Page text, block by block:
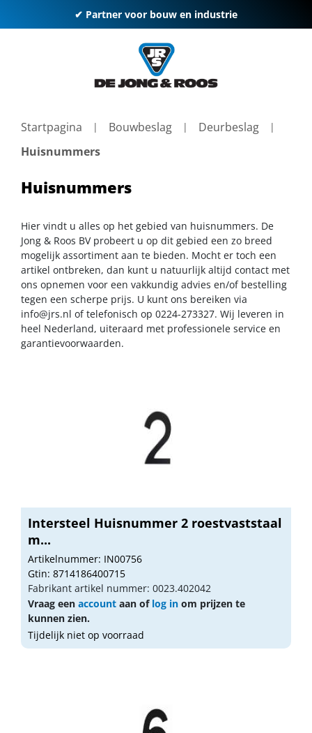
✔ Partner voor bouw en industrie
Startpagina Bouwbeslag
Deurbeslag
Huisnummers
Huisnummers
Hier vindt u alles op het gebied van huisnummers. De
Jong & Roos BV probeert u op dit gebied een zo breed
mogelijk assortiment aan te bieden. Mocht er toch een
artikel ontbreken, dan kunt u natuurlijk altijd contact met
ons opnemen voor een vakkundig advies en/of bestelling
tegen een scherpe prijs. U kunt ons bereiken via
info@jrs.nl of telefonisch op 0224-273327. Wij leveren in
heel Nederland, uiteraard met professionele service en
garantievoorwaarden.
Intersteel Huisnummer 2 roestvaststaal
m...
Artikelnummer: IN00756
Gtin: 8714186400715
Fabrikant artikel nummer: 0023.402042
Vraag een account aan of log in om prijzen te
kunnen zien.
Tijdelijk niet op voorraad